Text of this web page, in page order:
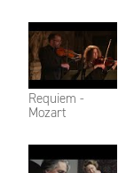
Requiem -
Mozart